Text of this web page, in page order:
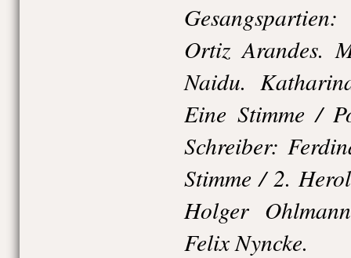
Ortiz Arandes.
Naidu.
Eine Stimme /
Schreiber:
Stimme / 2.
Holger
Felix Nyncke.